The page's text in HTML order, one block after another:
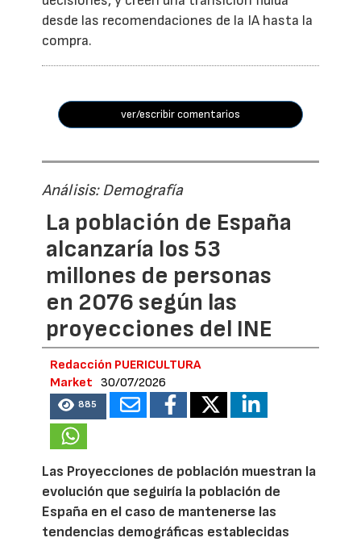
desde las recomendaciones de la IA hasta la
compra.
ver/escribir comentarios
Análisis: Demografía
La población de España
alcanzaría los 53
millones de personas
en 2076 según las
proyecciones del INE
Redacción PUERICULTURA
Market
30/07/2026
885
Las Proyecciones de población muestran la
evolución que seguiría la población de
España en el caso de mantenerse las
tendencias demográficas establecidas